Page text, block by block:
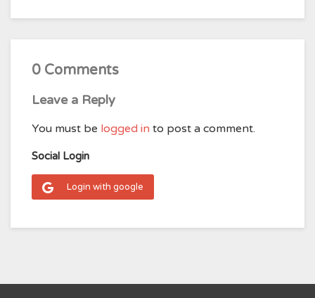
0 Comments
Leave a Reply
You must be logged in to post a comment.
Social Login
Login with google